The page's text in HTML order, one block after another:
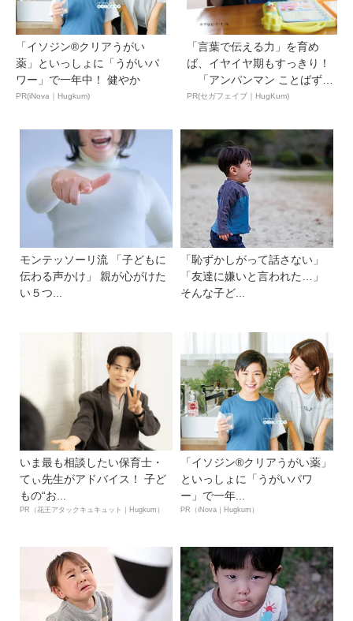
「イソジン®クリアうがい
薬」といっしょに「うがいパ
ワー」で一年中！ 健やか
PR(iNova｜Hugkum)
「言葉で伝える力」を育め
ば、イヤイヤ期もすっきり！
「アンパンマン ことばずか
ん...
PR(セガフェイブ｜HugKum)
モンテッソーリ流 「子どもに
伝わる声かけ」 親が心がけた
い５つ...
「恥ずかしがって話さない」
「友達に嫌いと言われた…」
そんな子ど...
いま最も相談したい保育士・
てぃ先生がアドバイス！ 子ど
もの“お...
PR（花王アタックキュキュット｜Hugkum）
「イソジン®クリアうがい薬」
といっしょに「うがいパワ
ー」で一年...
PR（iNova｜Hugkum）